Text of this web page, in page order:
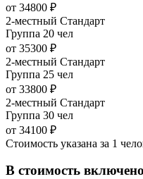
от 34800 ₽
2-местный Стандарт
Группа 20 чел
от 35300 ₽
2-местный Стандарт
Группа 25 чел
от 33800 ₽
2-местный Стандарт
Группа 30 чел
от 34100 ₽
Стоимость указана за 1
В стоимость